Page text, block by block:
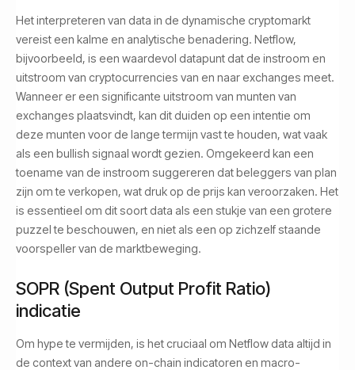
Het interpreteren van data in de dynamische cryptomarkt
vereist een kalme en analytische benadering. Netflow,
bijvoorbeeld, is een waardevol datapunt dat de instroom en
uitstroom van cryptocurrencies van en naar exchanges meet.
Wanneer er een significante uitstroom van munten van
exchanges plaatsvindt, kan dit duiden op een intentie om
deze munten voor de lange termijn vast te houden, wat vaak
als een bullish signaal wordt gezien. Omgekeerd kan een
toename van de instroom suggereren dat beleggers van plan
zijn om te verkopen, wat druk op de prijs kan veroorzaken. Het
is essentieel om dit soort data als een stukje van een grotere
puzzel te beschouwen, en niet als een op zichzelf staande
voorspeller van de marktbeweging.
SOPR (Spent Output Profit Ratio)
indicatie
Om hype te vermijden, is het cruciaal om Netflow data altijd in
de context van andere on-chain indicatoren en macro-